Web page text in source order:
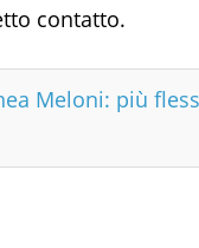
contatto.
Meloni: più